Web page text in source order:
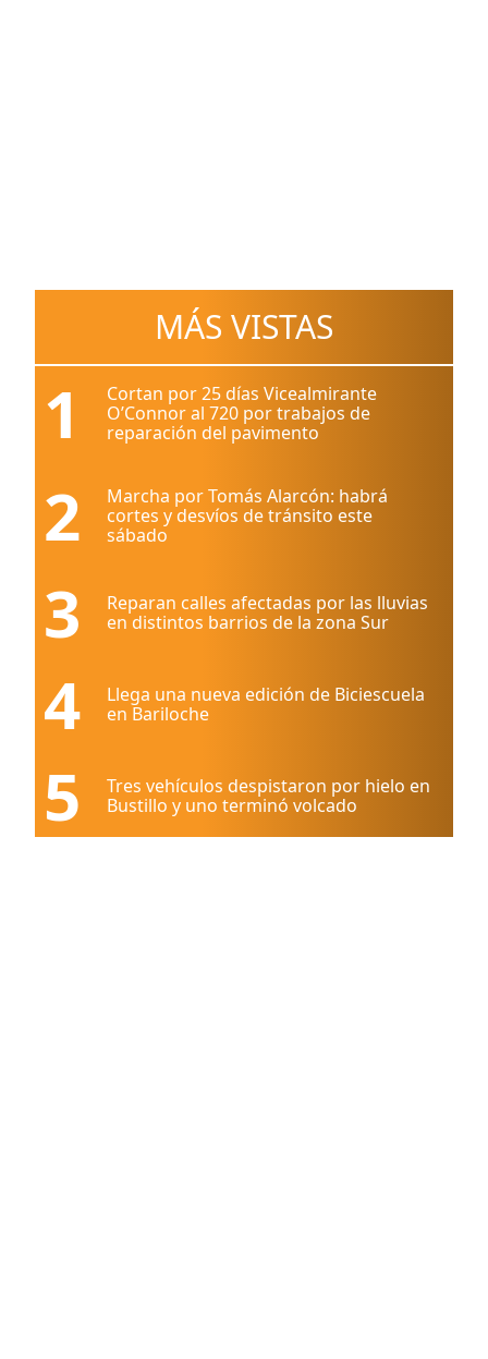
MÁS VISTAS
1
Cortan por 25 días Vicealmirante
O’Connor al 720 por trabajos de
reparación del pavimento
2
Marcha por Tomás Alarcón: habrá
cortes y desvíos de tránsito este
sábado
3
Reparan calles afectadas por las lluvias
en distintos barrios de la zona Sur
4
Llega una nueva edición de Biciescuela
en Bariloche
5
Tres vehículos despistaron por hielo en
Bustillo y uno terminó volcado